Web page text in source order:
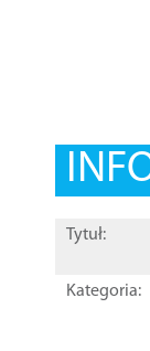
Tytuł:
Kategoria: